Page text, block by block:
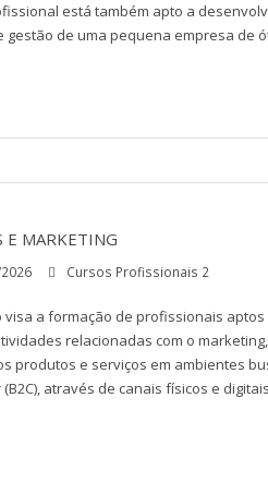
está também apto a
gestão de uma pequena empresa de
E MARKETING
Cursos Profissionais 2
visa a formação de profissionais
relacionadas com o
produtos e serviços em ambientes
através de canais físicos e